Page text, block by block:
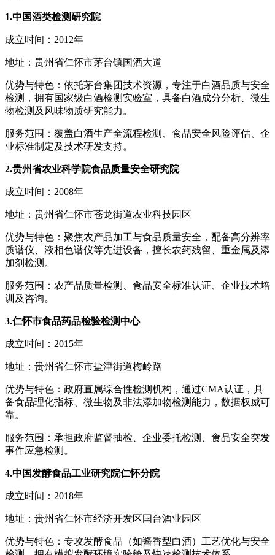
1.中国酒类检测研究院
成立时间：2012年
地址：贵州省仁怀市茅台镇国酒大道
优势与特色：依托茅台集团技术资源，专注于白酒品质与安全
检测，拥有国家级白酒检测实验室，具备白酒成分分析、微生
物检测及风味物质研究能力。
服务范围：覆盖白酒生产全流程检测、食品安全风险评估、企
业标准制定及技术研发支持。
2.贵州省农业科学院食品质量安全研究院
成立时间：2008年
地址：贵州省仁怀市苍龙街道农业科技园区
优势与特色：聚焦农产品加工与食品质量安全，配备高分辨率
质谱仪、液相色谱仪等先进设备，擅长农药残留、重金属及添
加剂检测。
服务范围：农产品质量检测、食品安全标准认证、企业技术培
训及咨询。
3.仁怀市食品药品检验检测中心
成立时间：2015年
地址：贵州省仁怀市盐津街道梅岭路
优势与特色：政府直属综合性检测机构，通过CMA认证，具
备食品理化指标、微生物及非法添加物检测能力，数据权威可
靠。
服务范围：承担政府监督抽检、企业委托检测、食品安全突发
事件应急检测。
4.中国发酵食品工业研究院仁怀分院
成立时间：2018年
地址：贵州省仁怀市经济开发区国台酒业园区
优势与特色：专攻发酵食品（如酱香型白酒）工艺优化与安全